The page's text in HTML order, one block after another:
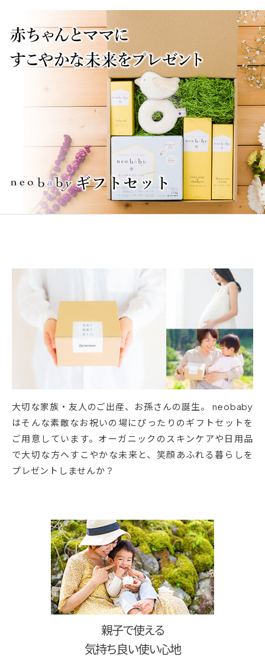
大切な家族・友人のご出産、お孫さんの誕生。 neobaby
はそんな素敵なお祝いの場にぴったりのギフトセットを
ご用意しています。オーガニックのスキンケアや日用品
で大切な方へすこやかな未来と、笑顔あふれる暮らしを
プレゼントしませんか？
親子で使える
気持ち良い使い心地